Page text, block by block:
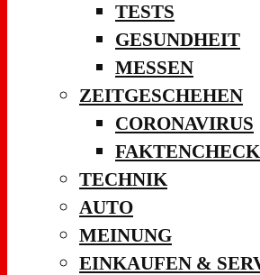
TESTS
GESUNDHEIT
MESSEN
ZEITGESCHEHEN
CORONAVIRUS
TECHNIK
AUTO
MEINUNG
EINKAUFEN &